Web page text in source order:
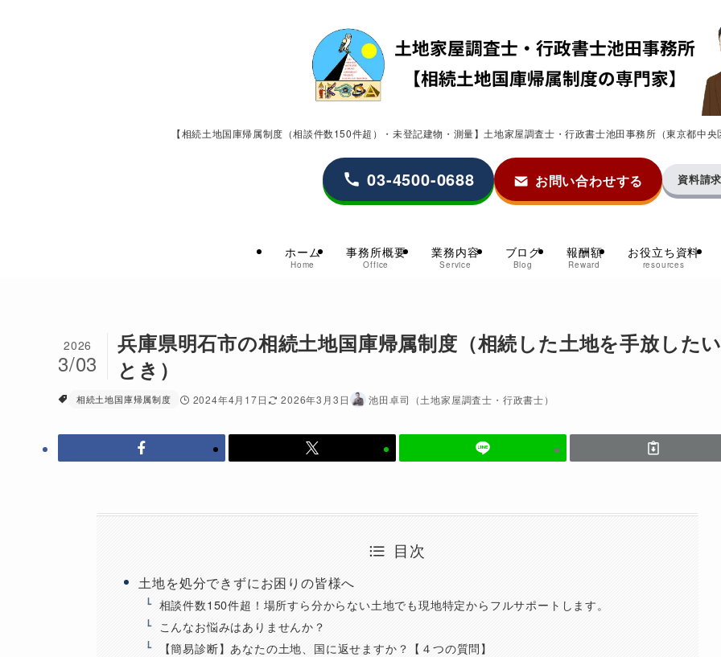
【相続土地国庫帰属制度（相談件数150件超）・未登記建物・測量】土地家屋調査士・行政書士池田事務所（東京都中
ホーム
Home
事務所概要
Office
業務内容
Service
ブログ
Blog
報酬額
Reward
お役立ち資料
resources
03-4500-0688 お問い合わせする 資料請
兵庫県明石市の相続土地国庫帰属制度（相続した土地を手放した
とき）
2026
3/03
相続土地国庫帰属制度 2024年4月17日 2026年3月3日 池田卓司（土地家屋調査士・行政書士）
目次
土地を処分できずにお困りの皆様へ
相談件数150件超！場所すら分からない土地でも現地特定からフルサポートします。
こんなお悩みはありませんか？
【簡易診断】あなたの土地、国に返せますか？【４つの質問】